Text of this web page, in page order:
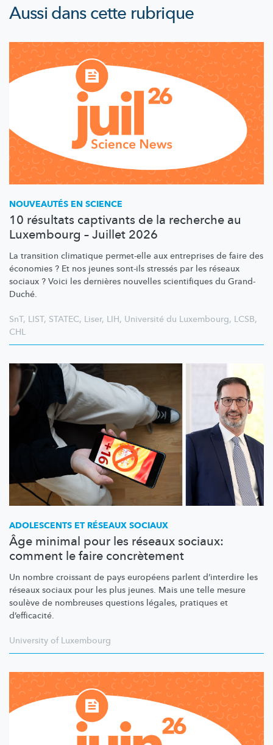
Aussi dans cette rubrique
NOUVEAUTÉS EN SCIENCE
10 résultats captivants de la recherche au
Luxembourg – Juillet 2026
La transition climatique permet-elle aux entreprises de faire des
économies ? Et nos jeunes sont-ils stressés par les réseaux
sociaux ? Voici les dernières nouvelles scientifiques du Grand-
Duché.
SnT, LIST, STATEC, Liser, LIH, Université du Luxembourg, LCSB,
CHL
ADOLESCENTS ET RÉSEAUX SOCIAUX
Âge minimal pour les réseaux sociaux:
comment le faire concrètement
Un nombre croissant de pays européens parlent d’interdire les
réseaux sociaux pour les plus jeunes. Mais une telle mesure
soulève de nombreuses questions légales, pratiques et
d’efficacité.
University of Luxembourg